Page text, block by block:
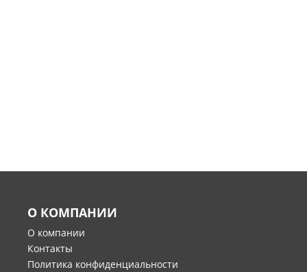
О КОМПАНИИ
О компании
Контакты
Политика конфиденциальности